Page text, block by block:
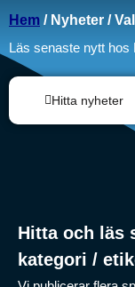
Hem / Nyheter /
Läs senaste nytt hos
Hitta nyheter
Hitta och läs
kategori /